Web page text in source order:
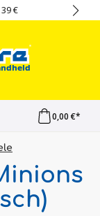
€
0,00 €*